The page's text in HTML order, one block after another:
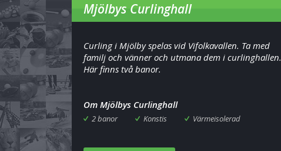
Mjölbys Curlinghall
Curling i Mjölby spelas vid Vifolkavallen. Ta med
familj och vänner och utmana dem i curlinghallen.
Här finns två banor.
Om Mjölbys Curlinghall
2 banor Konstis Värmeisolerad